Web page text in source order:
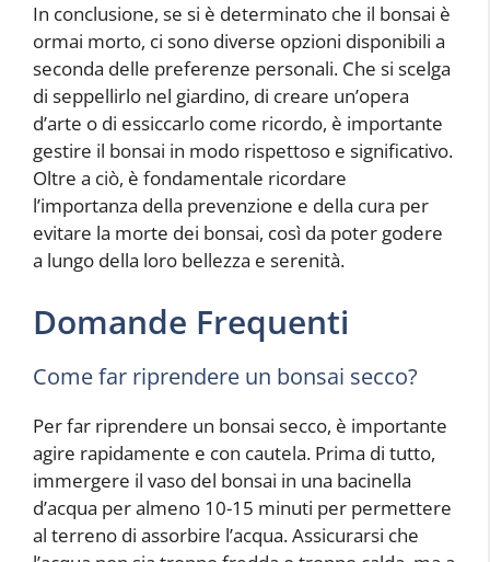
In conclusione, se si è determinato che il bonsai è
ormai morto, ci sono diverse opzioni disponibili a
seconda delle preferenze personali. Che si scelga
di seppellirlo nel giardino, di creare un’opera
d’arte o di essiccarlo come ricordo, è importante
gestire il bonsai in modo rispettoso e significativo.
Oltre a ciò, è fondamentale ricordare
l’importanza della prevenzione e della cura per
evitare la morte dei bonsai, così da poter godere
a lungo della loro bellezza e serenità.
Domande Frequenti
Come far riprendere un bonsai secco?
Per far riprendere un bonsai secco, è importante
agire rapidamente e con cautela. Prima di tutto,
immergere il vaso del bonsai in una bacinella
d’acqua per almeno 10-15 minuti per permettere
al terreno di assorbire l’acqua. Assicurarsi che